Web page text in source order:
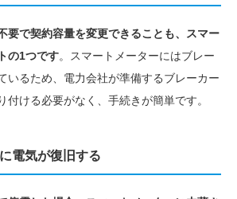
要で契約容量を変更できることも、スマー
の1つです。スマートメーターにはブレー
いるため、電力会社が準備するブレーカー
付ける必要がなく、手続きが簡単です。
電気が復旧する